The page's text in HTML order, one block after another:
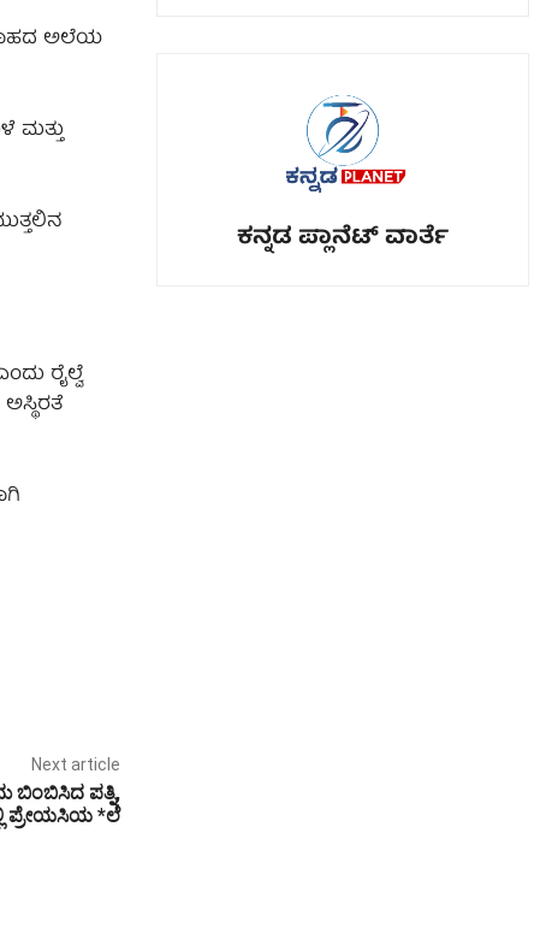
ಅಲೆಯ
ಮತ್ತು
ರೈಲ್ವೆ
Next article
ಬಿಂಬಿಸಿದ ಪತ್ನಿ,
ಪ್ರೇಯಸಿಯ *ಲೆ
ಕನ್ನಡ ಪ್ಲಾನೆಟ್ ವಾರ್ತೆ